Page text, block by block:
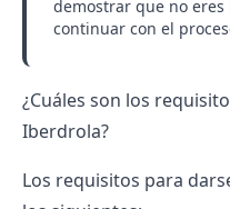
demostrar que no
continuar con el
¿Cuáles son los
Iberdrola?
Los requisitos para